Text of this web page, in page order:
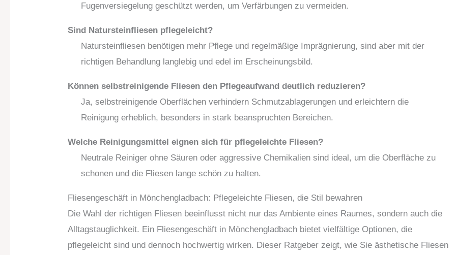
Fugenversiegelung geschützt werden, um Verfärbungen zu vermeiden.
Sind Natursteinfliesen pflegeleicht?
Natursteinfliesen benötigen mehr Pflege und regelmäßige Imprägnierung, sind aber mit der
richtigen Behandlung langlebig und edel im Erscheinungsbild.
Können selbstreinigende Fliesen den Pflegeaufwand deutlich reduzieren?
Ja, selbstreinigende Oberflächen verhindern Schmutzablagerungen und erleichtern die
Reinigung erheblich, besonders in stark beanspruchten Bereichen.
Welche Reinigungsmittel eignen sich für pflegeleichte Fliesen?
Neutrale Reiniger ohne Säuren oder aggressive Chemikalien sind ideal, um die Oberfläche zu
schonen und die Fliesen lange schön zu halten.
Fliesengeschäft in Mönchengladbach: Pflegeleichte Fliesen, die Stil bewahren
Die Wahl der richtigen Fliesen beeinflusst nicht nur das Ambiente eines Raumes, sondern auch die
Alltagstauglichkeit. Ein Fliesengeschäft in Mönchengladbach bietet vielfältige Optionen, die
pflegeleicht sind und dennoch hochwertig wirken. Dieser Ratgeber zeigt, wie Sie ästhetische Fliesen